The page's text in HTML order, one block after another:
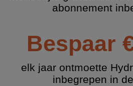
abonnement
Bespaar
elk jaar ontmoette
inbegrepen in